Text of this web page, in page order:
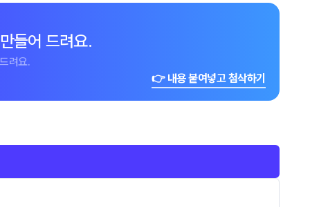
들어 드려요.
려요.
👉 내용 붙여넣고 첨삭하기